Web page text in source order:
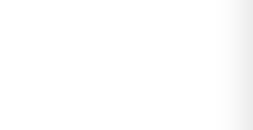
Venger es un casco perfecto para
envolvente fácilmente